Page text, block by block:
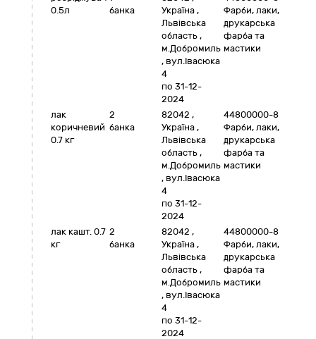
0.5л
банка
Україна ,
Львівська
область ,
м.Добромиль
, вул.Івасюка
4
по 31-12-
2024
Фарби, лаки,
друкарська
фарба та
мастики
лак
коричневий
0.7 кг
2
банка
82042 ,
Україна ,
Львівська
область ,
м.Добромиль
, вул.Івасюка
4
по 31-12-
2024
44800000-8
Фарби, лаки,
друкарська
фарба та
мастики
лак кашт. 0.7
кг
2
банка
82042 ,
Україна ,
Львівська
область ,
м.Добромиль
, вул.Івасюка
4
по 31-12-
2024
44800000-8
Фарби, лаки,
друкарська
фарба та
мастики